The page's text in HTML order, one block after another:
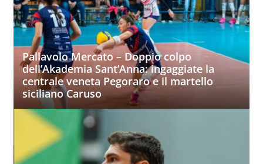
Pallavolo Mercato – Doppio colpo
dell’Akademia Sant’Anna: ingaggiate la
centrale veneta Pegoraro e il martello
siciliano Caruso